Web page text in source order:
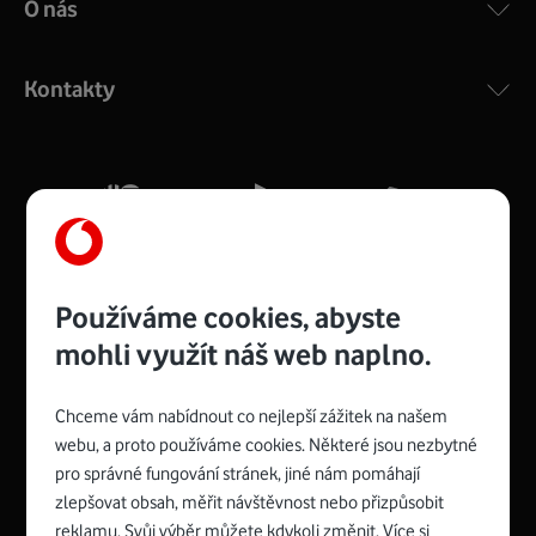
COMPAL CH7465VF
silný signál pro celou domácnost. Kompaktní rozměry 21
Více o COMPAL CH7465VF
Zyxel VMG8623-T50B:
Rozměry modemu jsou 16 x 22 x 7,5 cm (včetně stojánku)
Spojte se s Vodafonem
O nás
Kontakty
Používáme cookies, abyste
mohli využít náš web naplno.
Chceme vám nabídnout co nejlepší zážitek na našem
webu, a proto používáme cookies. Některé jsou nezbytné
pro správné fungování stránek, jiné nám pomáhají
zlepšovat obsah, měřit návštěvnost nebo přizpůsobit
reklamu. Svůj výběr můžete kdykoli změnit. Více si